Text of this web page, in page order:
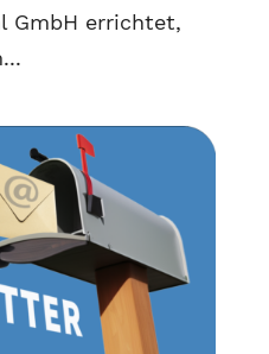
GmbH errichtet,